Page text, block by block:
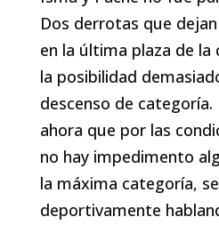
Dos derrotas que
en la última plaza de la
la posibilidad
descenso de categoría.
ahora que por las
no hay impedimento
la máxima categoría,
deportivamente